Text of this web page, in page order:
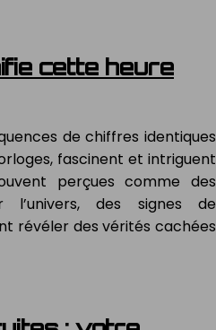
cette heure
de chiffres identiques
fascinent et intriguent
perçues comme des
l’univers, des signes de
révéler des vérités cachées